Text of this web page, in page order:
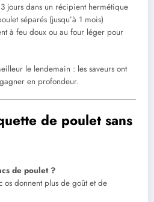
3 jours dans un récipient hermétique
séparés (jusqu’à 1 mois)
à feu doux ou au four léger pour
le lendemain : les saveurs ont
en profondeur.
de poulet sans
de poulet ?
os donnent plus de goût et de